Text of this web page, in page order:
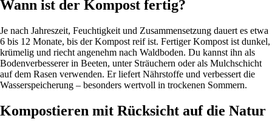
Wann ist der Kompost fertig?
Je nach Jahreszeit, Feuchtigkeit und Zusammensetzung dauert es etwa
6 bis 12 Monate, bis der Kompost reif ist. Fertiger Kompost ist dunkel,
krümelig und riecht angenehm nach Waldboden. Du kannst ihn als
Bodenverbesserer in Beeten, unter Sträuchern oder als Mulchschicht
auf dem Rasen verwenden. Er liefert Nährstoffe und verbessert die
Wasserspeicherung – besonders wertvoll in trockenen Sommern.
Kompostieren mit Rücksicht auf die Natur